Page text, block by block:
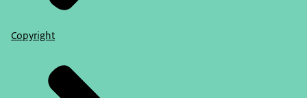
Copyright